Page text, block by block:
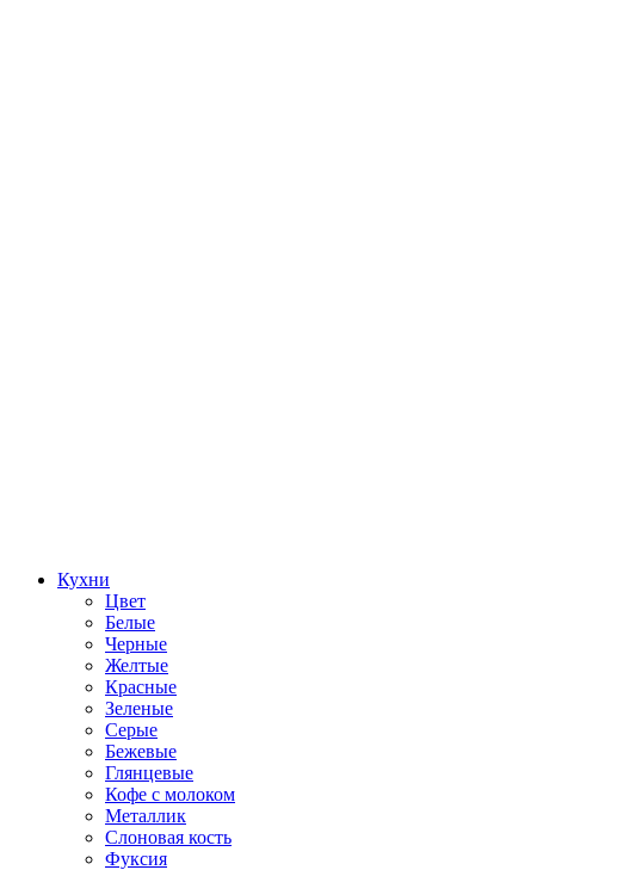
Кухни
Цвет
Белые
Черные
Желтые
Красные
Зеленые
Серые
Бежевые
Глянцевые
Кофе с молоком
Металлик
Слоновая кость
Фуксия